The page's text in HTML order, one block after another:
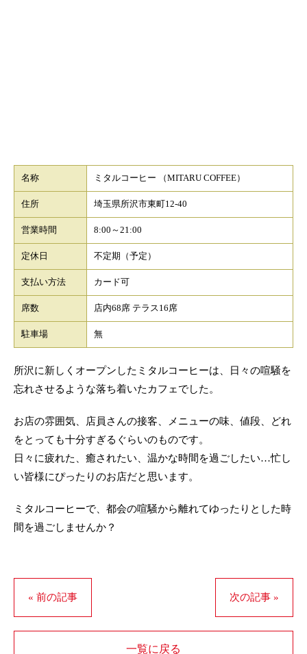
名称 ミタルコーヒー （MITARU COFFEE）
住所 埼玉県所沢市東町12-40
営業時間 8:00～21:00
定休日 不定期（予定）
支払い方法 カード可
席数 店内68席 テラス16席
駐車場 無
所沢に新しくオープンしたミタルコーヒーは、日々の喧騒を
忘れさせるような落ち着いたカフェでした。
お店の雰囲気、店員さんの接客、メニューの味、値段、どれ
をとっても十分すぎるぐらいのものです。
日々に疲れた、癒されたい、温かな時間を過ごしたい…忙し
い皆様にぴったりのお店だと思います。
ミタルコーヒーで、都会の喧騒から離れてゆったりとした時
間を過ごしませんか？
« 前の記事 次の記事 »
一覧に戻る